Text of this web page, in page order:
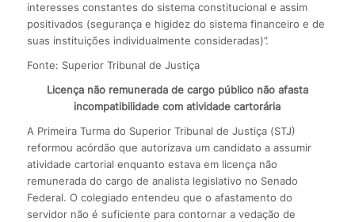
interesses constantes do sistema constitucional e assim
positivados (segurança e higidez do sistema financeiro e de
suas instituições individualmente consideradas)”.
Fonte: Superior Tribunal de Justiça
Licença não remunerada de cargo público não afasta
incompatibilidade com atividade cartorária
A Primeira Turma do Superior Tribunal de Justiça (STJ)
reformou acórdão que autorizava um candidato a assumir
atividade cartorial enquanto estava em licença não
remunerada do cargo de analista legislativo no Senado
Federal. O colegiado entendeu que o afastamento do
servidor não é suficiente para contornar a vedação de